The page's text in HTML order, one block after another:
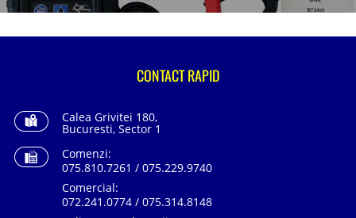
CONTACT RAPID
Calea Grivitei 180,
Bucuresti, Sector 1
Comenzi:
075.810.7261 / 075.229.9740
Comercial:
072.241.0774 / 075.314.8148